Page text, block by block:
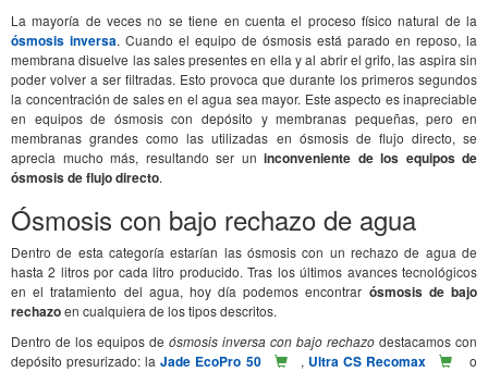
La mayoría de veces no se tiene en cuenta el proceso físico natural de la
ósmosis inversa. Cuando el equipo de ósmosis está parado en reposo, la
membrana disuelve las sales presentes en ella y al abrir el grifo, las aspira sin
poder volver a ser filtradas. Esto provoca que durante los primeros segundos
la concentración de sales en el agua sea mayor. Este aspecto es inapreciable
en equipos de ósmosis con depósito y membranas pequeñas, pero en
membranas grandes como las utilizadas en ósmosis de flujo directo, se
aprecia mucho más, resultando ser un inconveniente de los equipos de
ósmosis de flujo directo.
Ósmosis con bajo rechazo de agua
Dentro de esta categoría estarían las ósmosis con un rechazo de agua de
hasta 2 litros por cada litro producido. Tras los últimos avances tecnológicos
en el tratamiento del agua, hoy día podemos encontrar ósmosis de bajo
rechazoen cualquiera de los tipos descritos.
Dentro de los equipos de ósmosis inversa con bajo rechazo destacamos con
depósito presurizado: laJade EcoPro 50 , Ultra CS Recomax o